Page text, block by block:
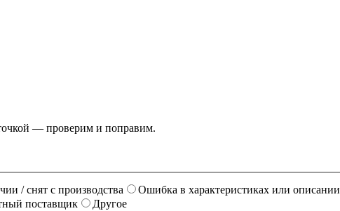
— проверим и поправим.
/ снят с производства Ошибка в характеристиках или описании
поставщик
Другое